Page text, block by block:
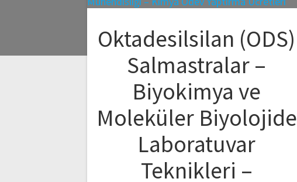
Oktadesilsilan (ODS)
Salmastralar –
Biyokimya ve
Moleküler Biyolojide
Laboratuvar
Teknikleri –